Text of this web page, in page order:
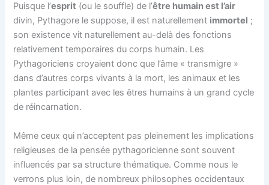
Puisque l’esprit (ou le souffle) de l’être humain est l’air
divin, Pythagore le suppose, il est naturellement immortel ;
son existence vit naturellement au-delà des fonctions
relativement temporaires du corps humain. Les
Pythagoriciens croyaient donc que l’âme « transmigre »
dans d’autres corps vivants à la mort, les animaux et les
plantes participant avec les êtres humains à un grand cycle
de réincarnation.
Même ceux qui n’acceptent pas pleinement les implications
religieuses de la pensée pythagoricienne sont souvent
influencés par sa structure thématique. Comme nous le
verrons plus loin, de nombreux philosophes occidentaux